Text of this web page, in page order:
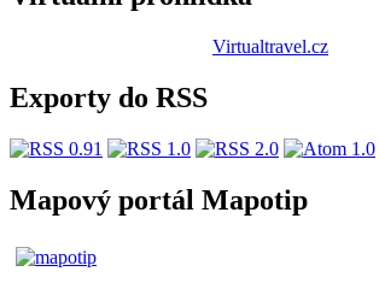
Virtualtravel.cz
Exporty do RSS
Mapový portál Mapotip